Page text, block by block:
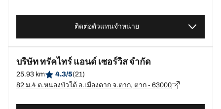
ติดต่อตัวแทนจำหน่าย
บริษัท ทรัคไทร์ แอนด์ เซอร์วิส จำกัด
25.93 km 4.3/5(21)
82 ม.4 ต.หนองบัวใต้ อ.เมืองตาก จ.ตาก, ตาก - 63000